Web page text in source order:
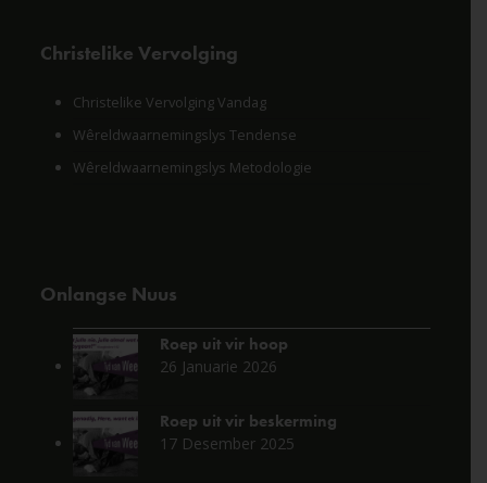
Christelike Vervolging
Christelike Vervolging Vandag
Wêreldwaarnemingslys Tendense
Wêreldwaarnemingslys Metodologie
Onlangse Nuus
Roep uit vir hoop
26 Januarie 2026
Roep uit vir beskerming
17 Desember 2025